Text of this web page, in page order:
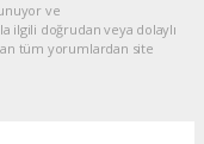
ve
ilgili doğrudan veya dolaylı
tüm yorumlardan site